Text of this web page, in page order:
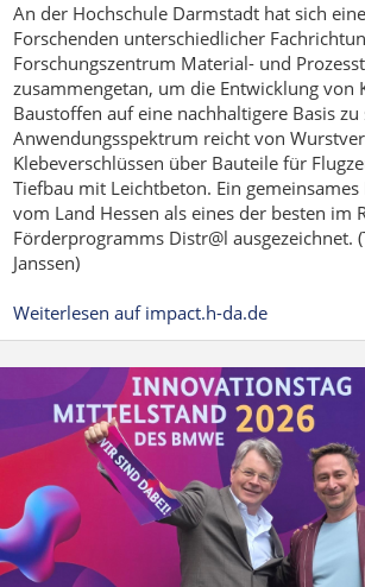
An der Hochschule Darmstadt hat sich
Forschenden unterschiedlicher
Forschungszentrum Material- und
zusammengetan, um die Entwicklung von
Baustoffen auf eine nachhaltigere Basis zu
Anwendungsspektrum reicht von
Klebeverschlüssen über Bauteile für
Tiefbau mit Leichtbeton. Ein
vom Land Hessen als eines der besten im
Förderprogramms Distr@l ausgezeichnet.
Janssen)
Weiterlesen auf impact.h-da.de
Details